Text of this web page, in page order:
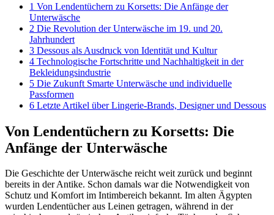
1 Von Lendentüchern zu Korsetts: Die Anfänge der
Unterwäsche
2 Die Revolution der Unterwäsche im 19. und 20.
Jahrhundert
3 Dessous als Ausdruck von Identität und Kultur
4 Technologische Fortschritte und Nachhaltigkeit in der
Bekleidungsindustrie
5 Die Zukunft Smarte Unterwäsche und individuelle
Passformen
6 Letzte Artikel über Lingerie-Brands, Designer und Dessous
Von Lendentüchern zu Korsetts: Die
Anfänge der Unterwäsche
Die Geschichte der Unterwäsche reicht weit zurück und beginnt
bereits in der Antike. Schon damals war die Notwendigkeit von
Schutz und Komfort im Intimbereich bekannt. Im alten Ägypten
wurden Lendentücher aus Leinen getragen, während in der